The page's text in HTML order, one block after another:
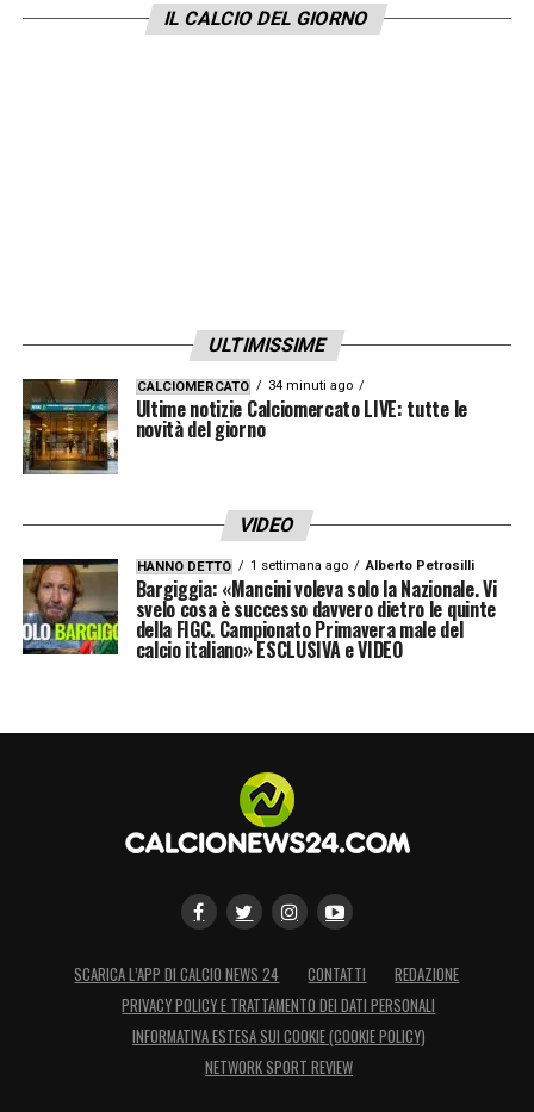
IL CALCIO DEL GIORNO
ULTIMISSIME
CALCIOMERCATO 34 minuti ago
Ultime notizie Calciomercato LIVE: tutte le
novità del giorno
VIDEO
HANNO DETTO 1 settimana ago Alberto Petrosilli
Bargiggia: «Mancini voleva solo la Nazionale. Vi
svelo cosa è successo davvero dietro le quinte
della FIGC. Campionato Primavera male del
calcio italiano» ESCLUSIVA e VIDEO
SCARICA L’APP DI CALCIO NEWS 24 CONTATTI
REDAZIONE
PRIVACY POLICY E TRATTAMENTO DEI DATI PERSONALI
INFORMATIVA ESTESA SUI COOKIE (COOKIE POLICY)
NETWORK SPORT REVIEW